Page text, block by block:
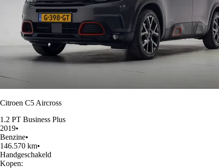
Citroen C5 Aircross
1.2 PT Business Plus
2019•
Benzine•
146.570 km•
Handgeschakeld
Kopen: